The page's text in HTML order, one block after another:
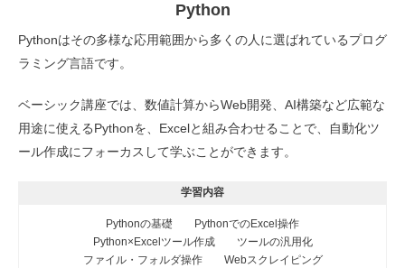
Python
Pythonはその多様な応用範囲から多くの人に選ばれているプログ
ラミング言語です。
ベーシック講座では、数値計算からWeb開発、AI構築など広範な
用途に使えるPythonを、Excelと組み合わせることで、自動化ツ
ール作成にフォーカスして学ぶことができます。
学習内容
Pythonの基礎
PythonでのExcel操作
Python×Excelツール作成
ツールの汎用化
ファイル・フォルダ操作
Webスクレイピング